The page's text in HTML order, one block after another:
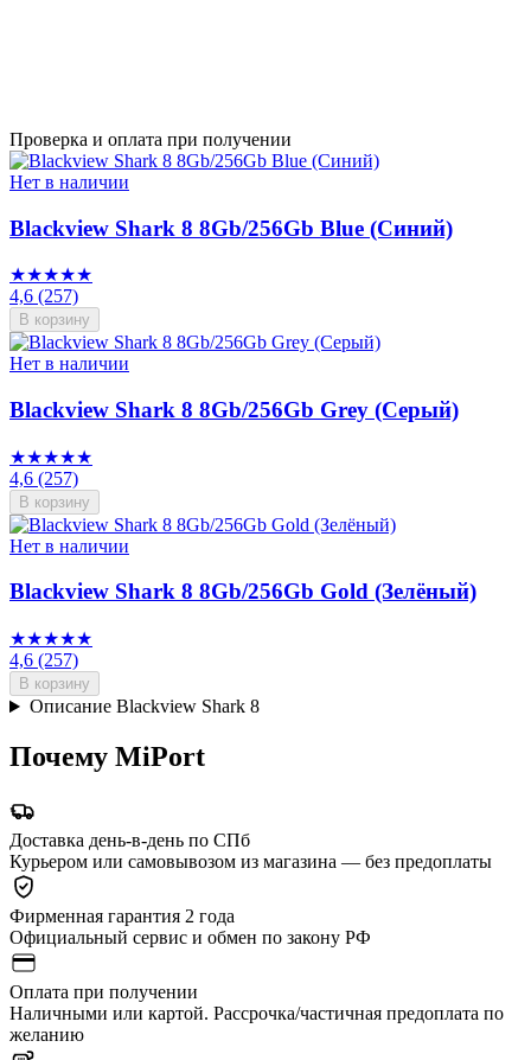
Проверка и оплата при получении
Нет в наличии
Blackview Shark 8 8Gb/256Gb Blue (Синий)
★★★★★
4,6 (257)
В корзину
Нет в наличии
Blackview Shark 8 8Gb/256Gb Grey (Серый)
★★★★★
4,6 (257)
В корзину
Нет в наличии
Blackview Shark 8 8Gb/256Gb Gold (Зелёный)
★★★★★
4,6 (257)
В корзину
Описание Blackview Shark 8
Почему MiPort
Доставка день-в-день по СПб
Курьером или самовывозом из магазина — без предоплаты
Фирменная гарантия 2 года
Официальный сервис и обмен по закону РФ
Оплата при получении
Наличными или картой. Рассрочка/частичная предоплата по
желанию